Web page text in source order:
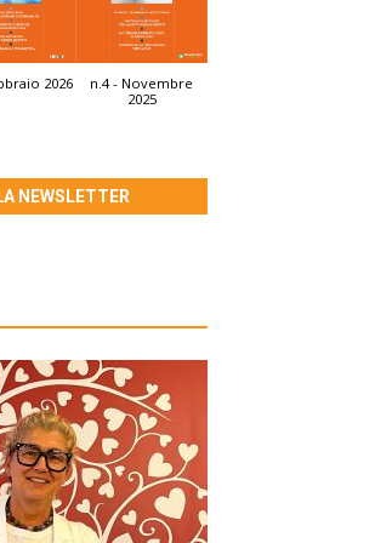
2026
n.4 - Novembre
2025
NEWSLETTER